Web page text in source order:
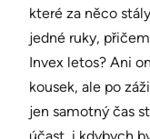
které za něco
jedné ruky,
Invex letos? Ani
kousek, ale po
jen samotný čas